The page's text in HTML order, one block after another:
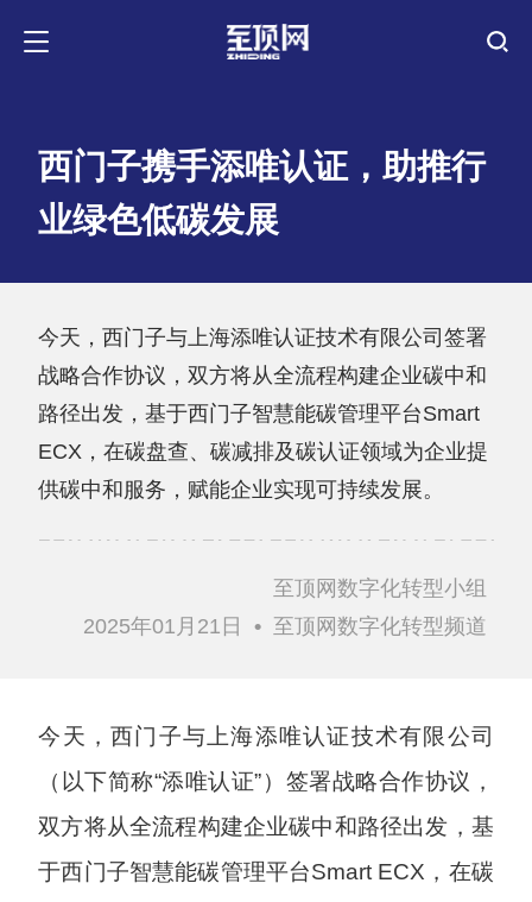
西门子携手添唯认证，助推行
业绿色低碳发展
今天，西门子与上海添唯认证技术有限公司签署
战略合作协议，双方将从全流程构建企业碳中和
路径出发，基于西门子智慧能碳管理平台Smart
ECX，在碳盘查、碳减排及碳认证领域为企业提
供碳中和服务，赋能企业实现可持续发展。
至顶网数字化转型小组
2025年01月21日
• 至顶网数字化转型频道
今天，西门子与上海添唯认证技术有限公司
（以下简称“添唯认证”）签署战略合作协议，
双方将从全流程构建企业碳中和路径出发，基
于西门子智慧能碳管理平台Smart ECX，在碳